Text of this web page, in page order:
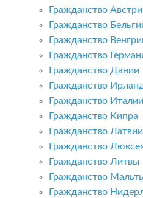
Гражданство
Гражданство
Гражданство
Гражданство
Гражданство Дании
Гражданство
Гражданство Италии
Гражданство Кипра
Гражданство Латвии
Гражданство
Гражданство Литвы
Гражданство
Гражданство